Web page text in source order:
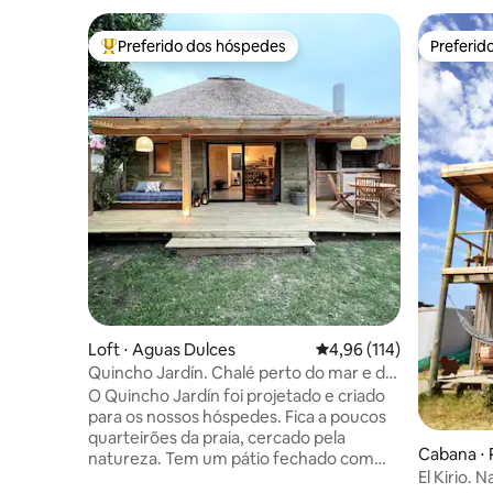
Entre os melhores preferidos dos hóspedes
Preferido dos hóspedes
Loft ⋅ Aguas Dulces 4,96 de uma avaliação
4,96 (114)
Quincho Jardín. Chalé perto do mar e do
campo.
O Quincho Jardín foi projetado e criado
para os nossos hóspedes. Fica a poucos
quarteirões da praia, cercado pela
natureza. Tem um pátio fechado com
Cabana ⋅
El Kirio.